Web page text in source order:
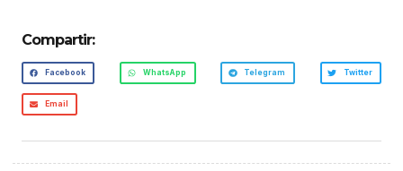
Compartir:
Facebook WhatsApp Telegram Twitter
Email